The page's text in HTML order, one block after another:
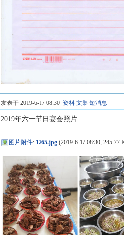
发表于 2019-6-17 08:30 资料 文集 短消息
2019年六一节日宴会照片
图片附件: 1265.jpg (2019-6-17 08:30, 245.77